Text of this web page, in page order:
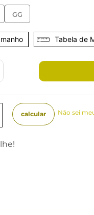
GG
Tabela de
Não sei